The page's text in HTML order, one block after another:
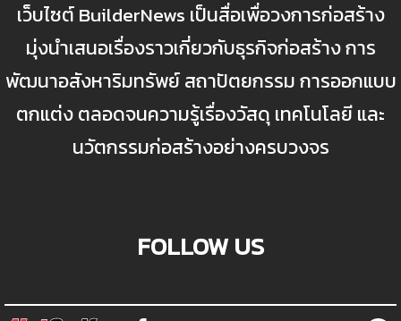
เว็บไซต์ BuilderNews เป็นสื่อเพื่อวงการก่อสร้าง
มุ่งนำเสนอเรื่องราวเกี่ยวกับธุรกิจก่อสร้าง การ
พัฒนาอสังหาริมทรัพย์ สถาปัตยกรรม การออกแบบ
ตกแต่ง ตลอดจนความรู้เรื่องวัสดุ เทคโนโลยี และ
นวัตกรรมก่อสร้างอย่างครบวงจร
FOLLOW US